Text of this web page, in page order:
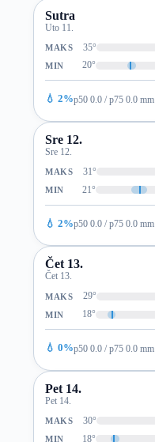
Sutra
Uto 11.
MAKS 35°
MIN 20°
💧 2%p50 0.0 / p75 0.0 mm
Sre 12.
Sre 12.
MAKS 31°
MIN 21°
💧 2%p50 0.0 / p75 0.0 mm
Čet 13.
Čet 13.
MAKS 29°
MIN 18°
💧 0%p50 0.0 / p75 0.0 mm
Pet 14.
Pet 14.
MAKS 30°
MIN 18°